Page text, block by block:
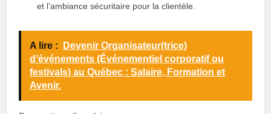
et l’ambiance sécuritaire pour la clientèle.
A lire :
Devenir Organisateur(trice)
dʼévénements (Événementiel corporatif ou
festivals) au Québec : Salaire, Formation et
Avenir.